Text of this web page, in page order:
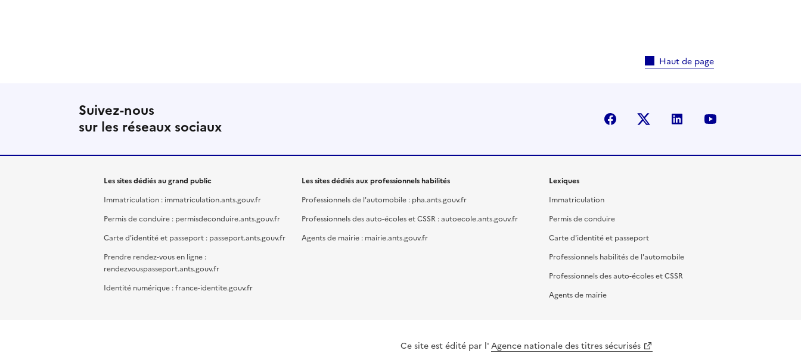
Haut de page
Suivez-nous
sur les réseaux sociaux
facebook X (anciennement Twitter)
linkedin
Les sites dédiés au grand public
Immatriculation : immatriculation.ants.gouv.fr
Permis de conduire : permisdeconduire.ants.gouv.fr
Carte d'identité et passeport : passeport.ants.gouv.fr
Prendre rendez-vous en ligne :
rendezvouspasseport.ants.gouv.fr
Identité numérique : france-identite.gouv.fr
Les sites dédiés aux professionnels habilités
Professionnels de l'automobile : pha.ants.gouv.fr
Professionnels des auto-écoles et CSSR : autoecole.ants.gouv.fr
Agents de mairie : mairie.ants.gouv.fr
Lexiques
Immatriculation
Permis de conduire
Carte d'identité et passeport
Professionnels habilités de l'automobile
Professionnels des auto-écoles et CSSR
Agents de mairie
Ce site est édité par l'Agence nationale des titres sécurisés